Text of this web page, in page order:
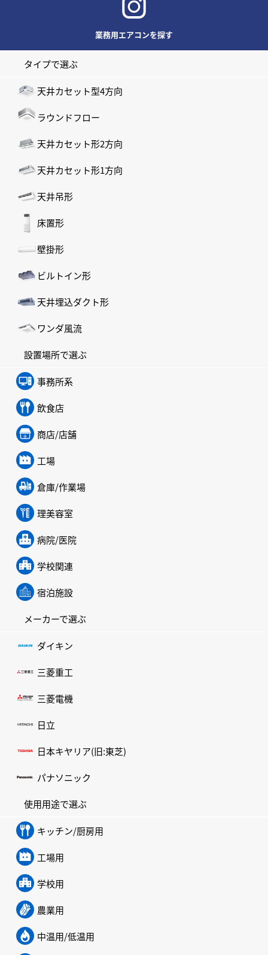
業務用エアコンを探す
タイプで選ぶ
天井カセット型4方向
ラウンドフロー
天井カセット形2方向
天井カセット形1方向
天井吊形
床置形
壁掛形
ビルトイン形
天井埋込ダクト形
ワンダ風流
設置場所で選ぶ
事務所系
飲食店
商店/店舗
工場
倉庫/作業場
理美容室
病院/医院
学校関連
宿泊施設
メーカーで選ぶ
ダイキン
三菱重工
三菱電機
日立
日本キヤリア(旧:東芝)
パナソニック
使用用途で選ぶ
キッチン/厨房用
工場用
学校用
農業用
中温用/低温用